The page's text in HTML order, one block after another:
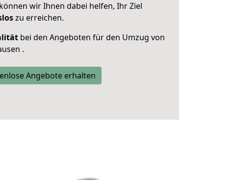
wir Ihnen dabei helfen, Ihr Ziel
zu erreichen.
bei den Angeboten für den Umzug von
.
Angebote erhalten